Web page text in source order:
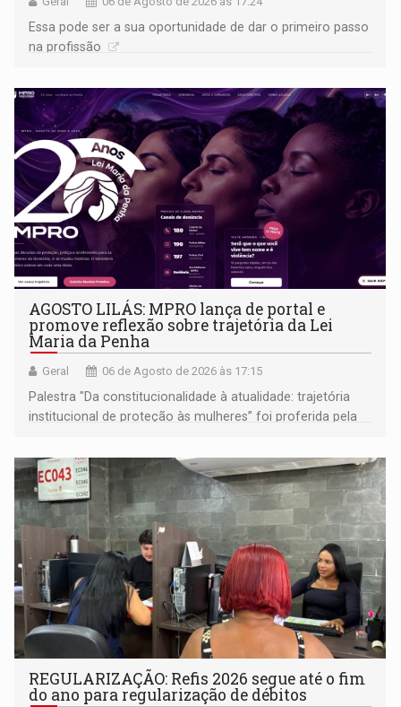
Essa pode ser a sua oportunidade de dar o primeiro passo
na profissão
AGOSTO LILÁS: MPRO lança de portal e
promove reflexão sobre trajetória da Lei
Maria da Penha
Geral 06 de Agosto de 2026 às 17:15
Palestra "Da constitucionalidade à atualidade: trajetória
institucional de proteção às mulheres” foi proferida pela
Goiás
REGULARIZAÇÃO: Refis 2026 segue até o fim
do ano para regularização de débitos